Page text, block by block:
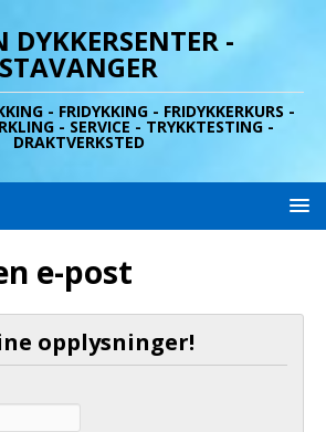
DYKKERSENTER -
STAVANGER
- FRIDYKKING - FRIDYKKERKURS -
- SERVICE - TRYKKTESTING -
DRAKTVERKSTED
e-post
opplysninger!